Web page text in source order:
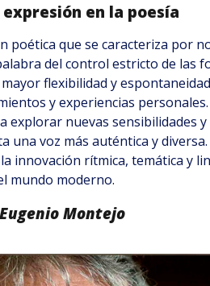
en la poesía
poética que se caracteriza por
del control estricto de las
flexibilidad y
y experiencias
explorar nuevas sensibilidades
voz más auténtica y
innovación rítmica, temática y
mundo moderno.
Montejo